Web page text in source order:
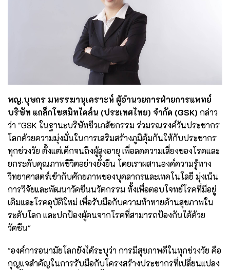
พญ.บุษกร มหรรฆานุเคราะห์ ผู้อำนวยการฝ่ายการแพทย์
บริษัท แกล็กโซสมิทไคล์น (ประเทศไทย) จำกัด (GSK) กล่าว
ว่า "GSK ในฐานะบริษัทชีวเภสัชกรรม ร่วมรณรงค์วันประชากร
โลกด้วยความมุ่งมั่นในการเสริมสร้างภูมิคุ้มกันให้กับประชากร
ทุกช่วงวัย ตั้งแต่เด็กจนถึงผู้สูงอายุ เพื่อลดความเสี่ยงของโรคและ
ยกระดับคุณภาพชีวิตอย่างยั่งยืน โดยเราผสานองค์ความรู้ทาง
วิทยาศาสตร์เข้ากับศักยภาพของบุคลากรและเทคโนโลยี มุ่งเน้น
การวิจัยและพัฒนาวัคซีนนวัตกรรม ทั้งเพื่อตอบโจทย์โรคที่มีอยู่
เดิมและโรคอุบัติใหม่ เพื่อรับมือกับความท้าทายด้านสุขภาพใน
ระดับโลก และปกป้องผู้คนจากโรคที่สามารถป้องกันได้ด้วย
วัคซีน"
"องค์การอนามัยโลกยังได้ระบุว่า การมีสุขภาพดีในทุกช่วงวัย คือ
กุญแจสำคัญในการรับมือกับโครงสร้างประชากรที่เปลี่ยนแปลง